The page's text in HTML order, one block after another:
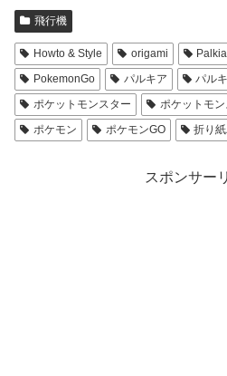
飛行機
Howto & Style origami Palkia
PokemonGo
パルキア
パル
ポケットモンスター
ポケットモ
ポケモン
ポケモンGO 折り
スポンサー